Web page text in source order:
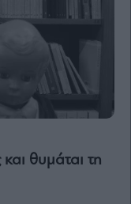
θυμάται τη